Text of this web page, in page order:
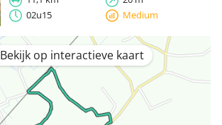
02u15
Medium
Bekijk op interactieve kaart